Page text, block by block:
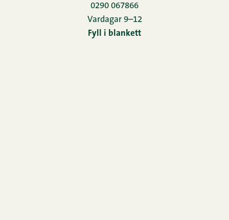
0290 067866
Vardagar 9–12
Fyll i blankett